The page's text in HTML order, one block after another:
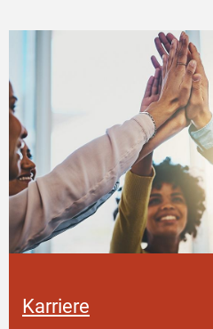
Karriere